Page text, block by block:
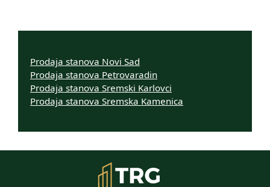
Prodaja stanova Novi Sad
Prodaja stanova Petrovaradin
Prodaja stanova Sremski Karlovci
Prodaja stanova Sremska Kamenica